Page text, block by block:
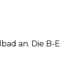
an. Die